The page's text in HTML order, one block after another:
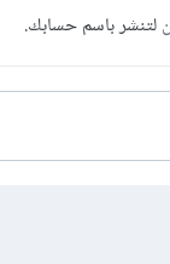
لتنشر باسم حسابك.